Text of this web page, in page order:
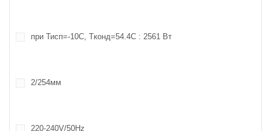
при Тисп=-10С, Tконд=54.4С : 2561 Вт
2/254мм
220-240V/50Hz